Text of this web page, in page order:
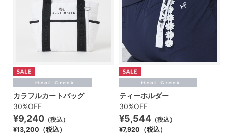
カラフルカートバッグ
30%OFF
¥9,240 （税込）
¥13,200（税込）
ティーホルダー
30%OFF
¥5,544 （税込）
¥7,920（税込）